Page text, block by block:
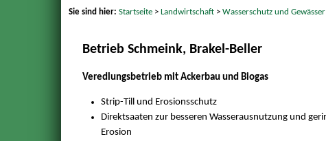
Sie sind hier:Startseite >Landwirtschaft >Wasserschutz und Gewässer
Betrieb Schmeink, Brakel-Beller
Veredlungsbetrieb mit Ackerbau und Biogas
Strip-Till und Erosionsschutz
Direktsaaten zur besseren Wasserausnutzung und
Erosion